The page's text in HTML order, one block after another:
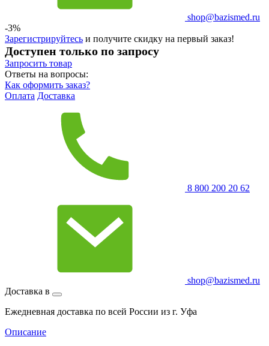
shop@bazismed.ru
-3%
Зарегистрируйтесь и получите скидку на первый заказ!
Доступен только по запросу
Запросить товар
Ответы на вопросы:
Как оформить заказ?
Оплата Доставка
8 800 200 20 62
shop@bazismed.ru
Доставка в
Ежедневная доставка по всей России из г. Уфа
Описание